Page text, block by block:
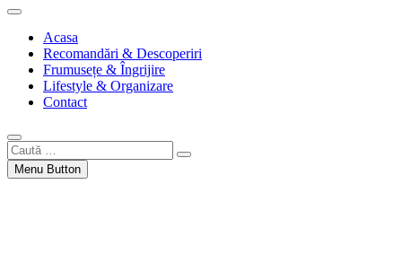
Acasa
Recomandări & Descoperiri
Frumusețe & Îngrijire
Lifestyle & Organizare
Contact
Caută
…Menu Button